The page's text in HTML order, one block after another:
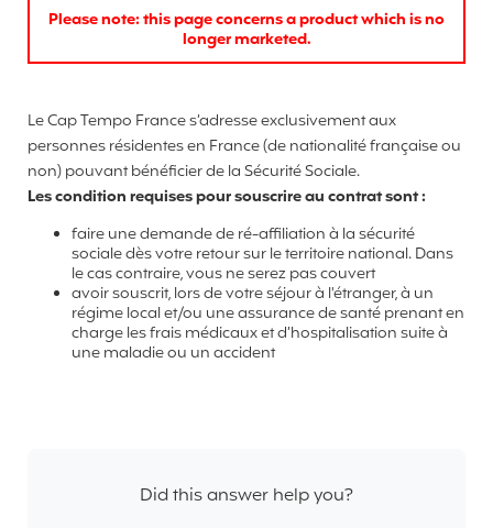
Please note: this page concerns a product which is no
longer marketed.
Le Cap Tempo France s’adresse exclusivement aux
personnes résidentes en France (de nationalité française ou
non) pouvant bénéficier de la Sécurité Sociale.
Les condition requises pour souscrire au contrat sont :
faire une demande de ré-affiliation à la sécurité
sociale dès votre retour sur le territoire national. Dans
le cas contraire, vous ne serez pas couvert
avoir souscrit, lors de votre séjour à l'étranger, à un
régime local et/ou une assurance de santé prenant en
charge les frais médicaux et d’hospitalisation suite à
une maladie ou un accident
Did this answer help you?